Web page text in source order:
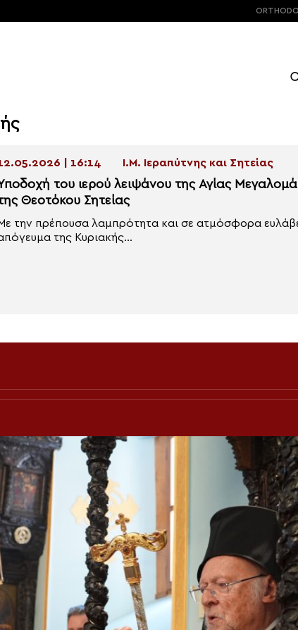
| 16:14 Ι.Μ. Ιεραπύτνης και Σητείας
του ιερού λειψάνου της Αγίας
Θεοτόκου Σητείας
την πρέπουσα λαμπρότητα και σε ατμόσφορα
της Κυριακής...